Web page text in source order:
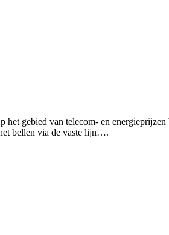
gebied van telecom- en
bellen via de vaste lijn….